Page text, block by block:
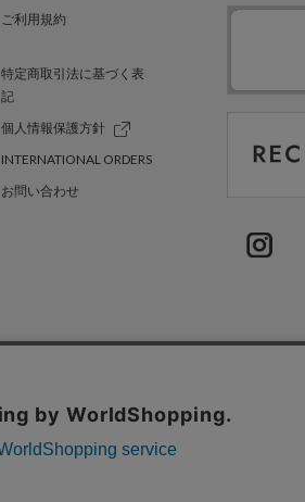
ご利用規約
特定商取引法に基づく表
記
個人情報保護方針
INTERNATIONAL ORDERS
お問い合わせ
採用情報